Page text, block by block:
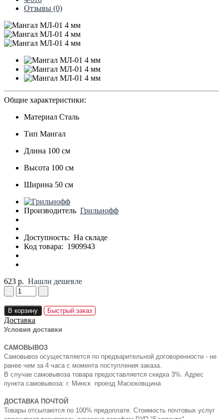
Отзывы (0)
Общие характеристики:
Материал Сталь
Тип Мангал
Длина 100 см
Высота 100 см
Ширина 50 см
Производитель Грильнофф
Доступность: На складе
Код товара: 1909943
623 р. Нашли дешевле
В корзину Быстрый заказ
Доставка
Условия доставки
САМОВЫВОЗ
Самовывоз осуществляется по предварительной договоренности - не
ранее чем за 4 часа с момента поступления заказа.
В случае самовывоза товара предоставляется скидка 3%. Адрес
пункта самовывоза: г. Минск проезд Масюковщина
ДОСТАВКА ПОЧТОЙ
Товары отсылаются по 100% предоплате. Стоимость почтовых услуг